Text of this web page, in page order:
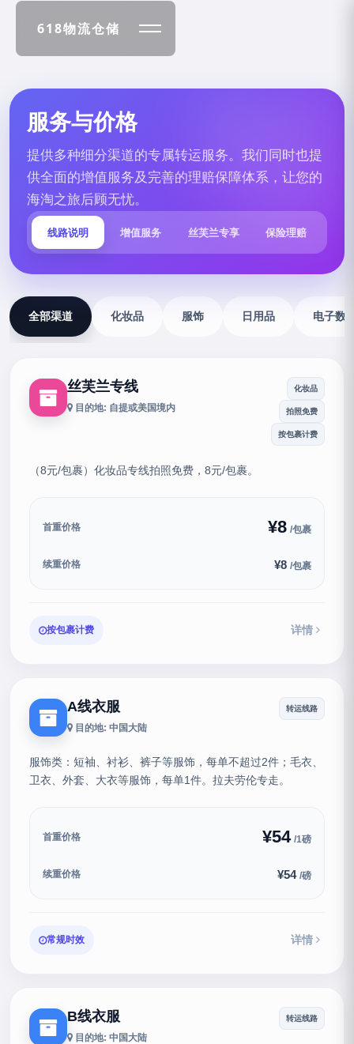
服务与价格
提供多种细分渠道的专属转运服务。我们同时也提
供全面的增值服务及完善的理赔保障体系，让您的
海淘之旅后顾无忧。
线路说明 增值服务 丝芙兰专享 保险理赔
全部渠道 化妆品 服饰 日用品 电子数
丝芙兰专线
目的地: 自提或美国境内
化妆品
拍照免费
按包裹计费
（8元/包裹）化妆品专线拍照免费，8元/包裹。
首重价格 ¥8 /包裹
续重价格 ¥8 /包裹
按包裹计费 详情
A线衣服
目的地: 中国大陆
转运线路
服饰类：短袖、衬衫、裤子等服饰，每单不超过2件；毛衣、
卫衣、外套、大衣等服饰，每单1件。拉夫劳伦专走。
首重价格 ¥54 /1磅
续重价格 ¥54 /磅
常规时效 详情
B线衣服
目的地: 中国大陆
转运线路